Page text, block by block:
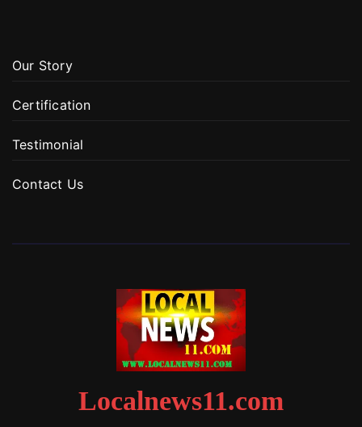
Our Story
Certification
Testimonial
Contact Us
Localnews11.com